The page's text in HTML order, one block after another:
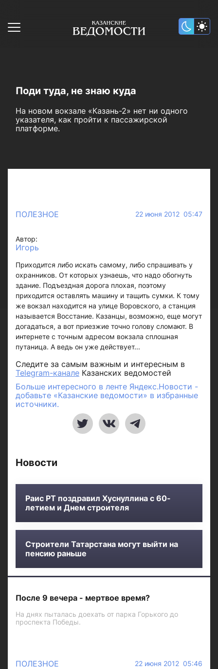
Поди туда, не знаю куда
На новом вокзале «Казань-2» нет ни одного
указателя, как пройти к пассажирской
платформе.
ПОЛЕЗНОЕ 22 июня 2012 05:47
Автор:
Игорь
Приходится либо искать самому, либо спрашивать у
охранников. От которых узнаешь, что надо обогнуть
здание. Подъездная дорога плохая, поэтому
приходится оставлять машину и тащить сумки. К тому
же вокзал находится на улице Воровского, а станция
называется Восстание. Казанцы, возможно, еще могут
догадаться, а вот приезжие точно голову сломают. В
интернете с точным адресом вокзала сплошная
путаница. А ведь он уже действует...
Следите за самым важным и интересным в
Telegram-канале Казанских ведомостей
Больше интересного в ленте Яндекс.Новости -
добавьте «Казанские ведомости» в избранные
источники.
Новости
Раис РТ поздравил Хуснуллина с 60-
летием и Днем строителя
Строители Татарстана могут выйти на
пенсию раньше
После 9 вечера - мертвое время?
На днях пыталась доехать от парка Горького до
проспекта Победы.
ПОЛЕЗНОЕ 22 июня 2012 05:46